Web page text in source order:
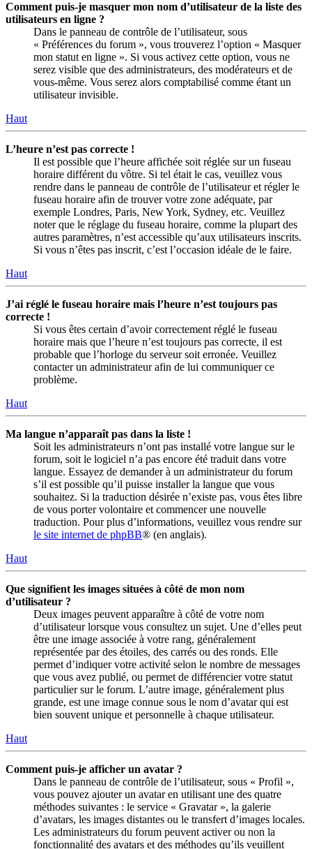
Comment puis-je masquer mon nom d’utilisateur de la liste des
utilisateurs en ligne ?
Dans le panneau de contrôle de l’utilisateur, sous
« Préférences du forum », vous trouverez l’option « Masquer
mon statut en ligne ». Si vous activez cette option, vous ne
serez visible que des administrateurs, des modérateurs et de
vous-même. Vous serez alors comptabilisé comme étant un
utilisateur invisible.
Haut
L’heure n’est pas correcte !
Il est possible que l’heure affichée soit réglée sur un fuseau
horaire différent du vôtre. Si tel était le cas, veuillez vous
rendre dans le panneau de contrôle de l’utilisateur et régler le
fuseau horaire afin de trouver votre zone adéquate, par
exemple Londres, Paris, New York, Sydney, etc. Veuillez
noter que le réglage du fuseau horaire, comme la plupart des
autres paramètres, n’est accessible qu’aux utilisateurs inscrits.
Si vous n’êtes pas inscrit, c’est l’occasion idéale de le faire.
Haut
J’ai réglé le fuseau horaire mais l’heure n’est toujours pas
correcte !
Si vous êtes certain d’avoir correctement réglé le fuseau
horaire mais que l’heure n’est toujours pas correcte, il est
probable que l’horloge du serveur soit erronée. Veuillez
contacter un administrateur afin de lui communiquer ce
problème.
Haut
Ma langue n’apparaît pas dans la liste !
Soit les administrateurs n’ont pas installé votre langue sur le
forum, soit le logiciel n’a pas encore été traduit dans votre
langue. Essayez de demander à un administrateur du forum
s’il est possible qu’il puisse installer la langue que vous
souhaitez. Si la traduction désirée n’existe pas, vous êtes libre
de vous porter volontaire et commencer une nouvelle
traduction. Pour plus d’informations, veuillez vous rendre sur
le site internet de phpBB® (en anglais).
Haut
Que signifient les images situées à côté de mon nom
d’utilisateur ?
Deux images peuvent apparaître à côté de votre nom
d’utilisateur lorsque vous consultez un sujet. Une d’elles peut
être une image associée à votre rang, généralement
représentée par des étoiles, des carrés ou des ronds. Elle
permet d’indiquer votre activité selon le nombre de messages
que vous avez publié, ou permet de différencier votre statut
particulier sur le forum. L’autre image, généralement plus
grande, est une image connue sous le nom d’avatar qui est
bien souvent unique et personnelle à chaque utilisateur.
Haut
Comment puis-je afficher un avatar ?
Dans le panneau de contrôle de l’utilisateur, sous « Profil »,
vous pouvez ajouter un avatar en utilisant une des quatre
méthodes suivantes : le service « Gravatar », la galerie
d’avatars, les images distantes ou le transfert d’images locales.
Les administrateurs du forum peuvent activer ou non la
fonctionnalité des avatars et des méthodes qu’ils veuillent